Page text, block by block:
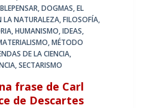
,DOGMAS,EL
LA NATURALEZA,FILOSOFÍA,
,HUMANISMO,IDEAS,
,MÉTODO
DE LA CIENCIA,
,SECTARISMO
frase de Carl
de Descartes